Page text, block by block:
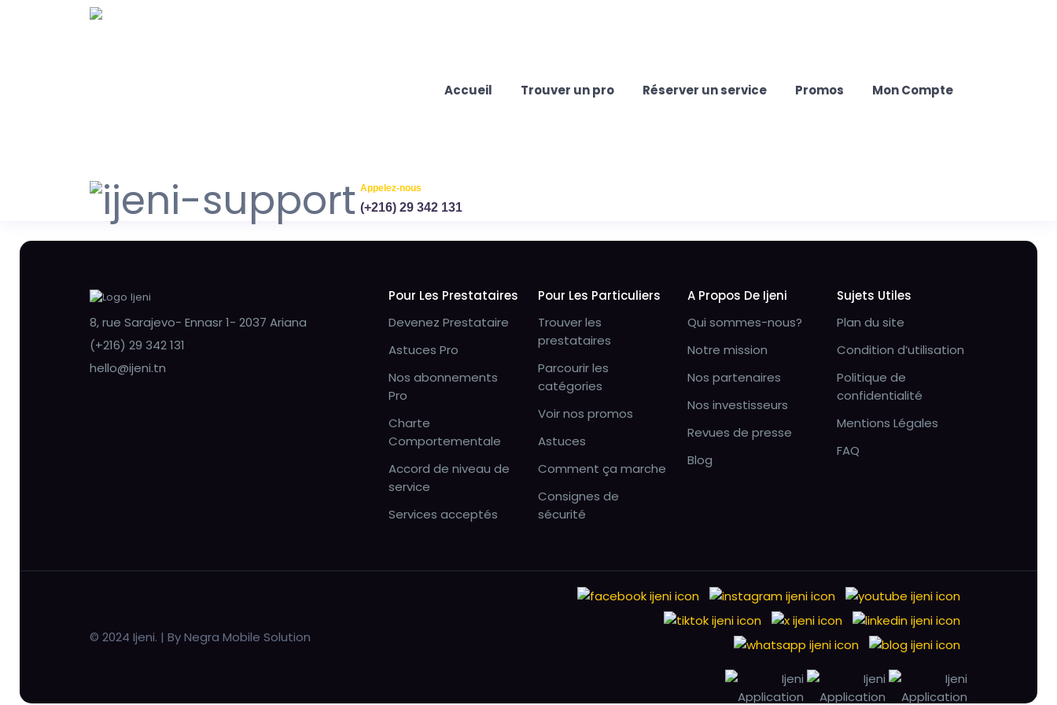
Accueil Trouver un pro Réserver un service Promos Mon Compte
Appelez-nous
(+216) 29 342 131
8, rue Sarajevo- Ennasr 1- 2037 Ariana
(+216) 29 342 131
hello@ijeni.tn
Pour Les Prestataires
Devenez Prestataire
Astuces Pro
Nos abonnements
Pro
Charte
Comportementale
Accord de niveau de
service
Services acceptés
Pour Les Particuliers
Trouver les
prestataires
Parcourir les
catégories
Voir nos promos
Astuces
Comment ça marche
Consignes de
sécurité
A Propos De Ijeni
Qui sommes-nous?
Notre mission
Nos partenaires
Nos investisseurs
Revues de presse
Blog
Sujets Utiles
Plan du site
Condition d’utilisation
Politique de
confidentialité
Mentions Légales
FAQ
© 2024 Ijeni. | By Negra Mobile Solution